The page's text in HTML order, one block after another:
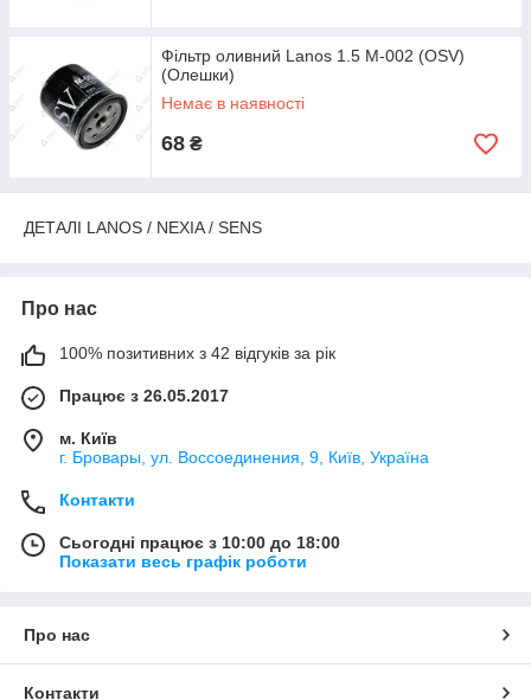
Фільтр оливний Lanos 1.5 M-002 (OSV)
(Олешки)
Немає в наявності
68 ₴
ДЕТАЛІ LANOS / NEXIA / SENS
Про нас
100% позитивних з 42 відгуків за рік
Працює з 26.05.2017
м. Київ
г. Бровары, ул. Воссоединения, 9, Київ, Україна
Контакти
Сьогодні працює з 10:00 до 18:00
Показати весь графік роботи
Про нас
Контакти